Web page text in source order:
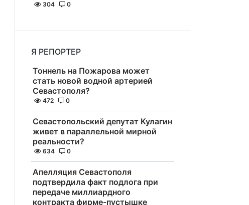
304 0
Я РЕПОРТЕР
Тоннель на Пожарова может
стать новой водной артерией
Севастополя?
472 0
Севастопольский депутат Кулагин
живет в параллельной мирной
реальности?
634 0
Апелляция Севастополя
подтвердила факт подлога при
передаче миллиардного
контракта фирме-пустышке